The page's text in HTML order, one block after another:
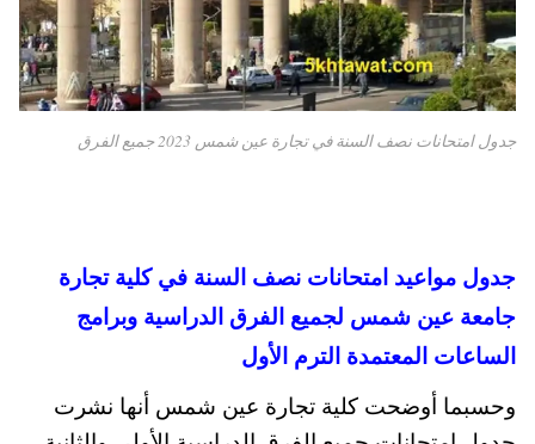
جدول امتحانات نصف السنة في تجارة عين شمس 2023 جميع الفرق
جدول مواعيد امتحانات نصف السنة في كلية تجارة
جامعة عين شمس لجميع الفرق الدراسية وبرامج
الساعات المعتمدة الترم الأول
وحسبما أوضحت كلية تجارة عين شمس أنها نشرت